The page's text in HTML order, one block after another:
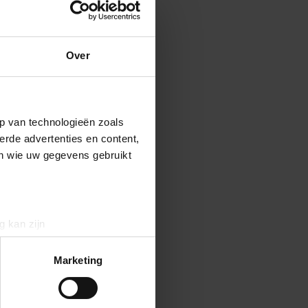
Over
van technologieën zoals
advertenties en content,
wie uw gegevens gebruikt
kan zijn
detailgedeeltein. U kunt uw
Marketing